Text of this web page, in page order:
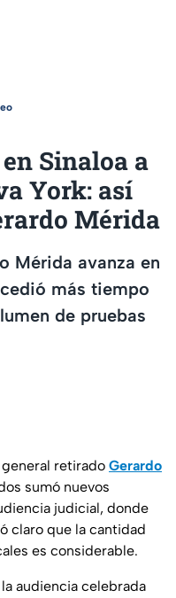
Sinaloa a
York: así
Mérida
Mérida avanza en
más tiempo
de pruebas
retirado Gerardo
sumó nuevos
judicial, donde
claro que la cantidad
es considerable.
audiencia celebrada